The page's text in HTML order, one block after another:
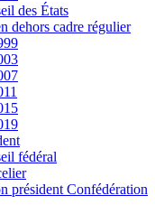
des États
dehors cadre régulier
fédéral
président Confédération